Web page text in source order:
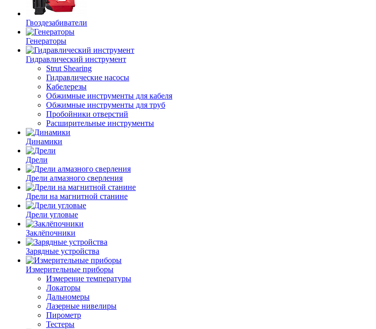
Гвоздезабиватели
Генераторы
Гидравлический инструмент
Strut Shearing
Гидравлические насосы
Кабелерезы
Обжимные инструменты для кабеля
Обжимные инструменты для труб
Пробойники отверстий
Расширительные инструменты
Динамики
Дрели
Дрели алмазного сверления
Дрели на магнитной станине
Дрели угловые
Заклёпочники
Зарядные устройства
Измерительные приборы
Измерение температуры
Локаторы
Дальномеры
Лазерные нивелиры
Пирометр
Тестеры